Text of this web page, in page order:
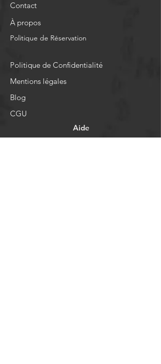
Contact
À propos
Politique de Réservation
Politique de Confidentialité
Mentions légales
Blog
CGU
Aide